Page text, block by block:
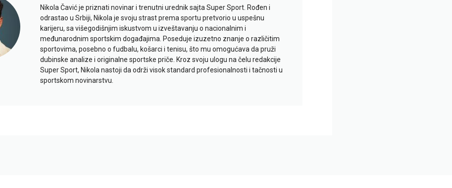
Nikola Čavić je priznati novinar i trenutni urednik sajta Super Sport. Rođen i
odrastao u Srbiji, Nikola je svoju strast prema sportu pretvorio u uspešnu
karijeru, sa višegodišnjim iskustvom u izveštavanju o nacionalnim i
međunarodnim sportskim događajima. Poseduje izuzetno znanje o različitim
sportovima, posebno o fudbalu, košarci i tenisu, što mu omogućava da pruži
dubinske analize i originalne sportske priče. Kroz svoju ulogu na čelu redakcije
Super Sport, Nikola nastoji da održi visok standard profesionalnosti i tačnosti u
sportskom novinarstvu.